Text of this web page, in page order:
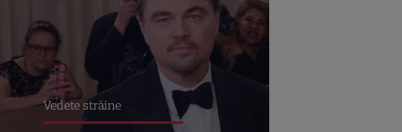
Vedete străine